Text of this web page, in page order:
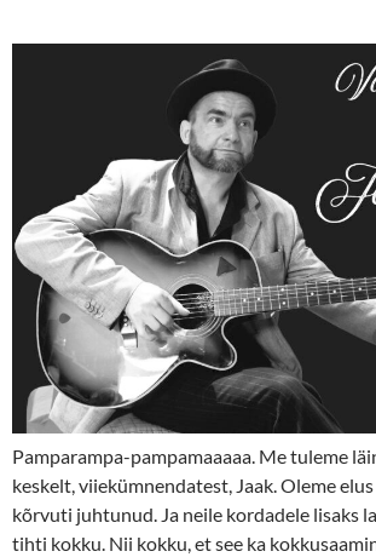
Pamparampa-pampamaaaaa. Me tuleme
keskelt, viiekümnendatest, Jaak. Oleme
kõrvuti juhtunud. Ja neile kordadele lisaks
tihti kokku. Nii kokku, et see ka